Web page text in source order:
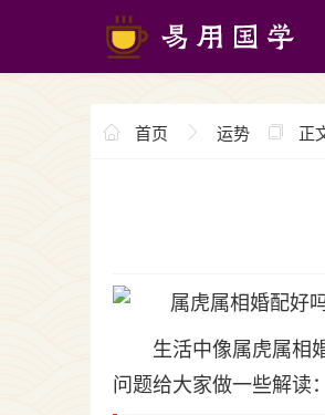
首页 运势 正
生活中像属虎属相
问题给大家做一些解读：